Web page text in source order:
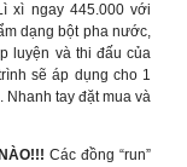
xì ngay 445.000 với
dạng bột pha nước,
luyện và thi đấu của
sẽ áp dụng cho 1
Nhanh tay đặt mua và
Các đồng “run”